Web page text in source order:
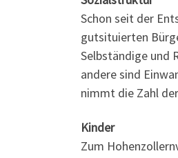
Schon seit der
gutsituierten
Selbständige und
andere sind
nimmt die Zahl
Kinder
Zum